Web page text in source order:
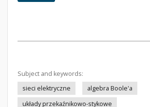
Subject and keywords:
sieci elektryczne
algebra Boole'a
układy przekaźnikowo-stykowe